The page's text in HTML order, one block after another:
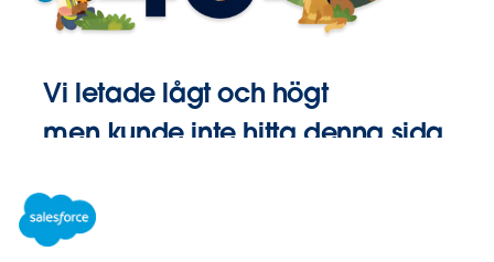
Vi letade lågt och högt
men kunde inte hitta denna sida.